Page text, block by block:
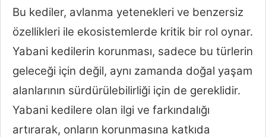
Bu kediler, avlanma yetenekleri ve benzersiz
özellikleri ile ekosistemlerde kritik bir rol oynar.
Yabani kedilerin korunması, sadece bu türlerin
geleceği için değil, aynı zamanda doğal yaşam
alanlarının sürdürülebilirliği için de gereklidir.
Yabani kedilere olan ilgi ve farkındalığı
artırarak, onların korunmasına katkıda